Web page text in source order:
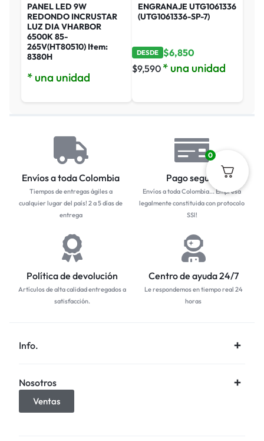
PANEL LED 9W
REDONDO INCRUSTAR
LUZ DIA VHARBOR
6500K 85-
265V(HT80510) Item:
8380H
* una unidad
ENGRANAJE UTG1061336
(UTG1061336-SP-7)
DESDE $6,850
$9,590 * una unidad
Envíos a toda Colombia
Tiempos de entregas ágiles a
cualquier lugar del país! 2 a 5 días de
entrega
Pago seguro
Envíos a toda Colombia... Empresa
legalmente constituida con protocolo
SSl!
Política de devolución
Artículos de alta calidad entregados a
satisfacción.
Centro de ayuda 24/7
Le respondemos en tiempo real 24
horas
Info.
Nosotros
Ventas
0